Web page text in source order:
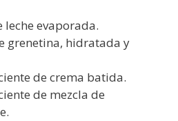
leche evaporada.
grenetina, hidratada y
de crema batida.
de mezcla de